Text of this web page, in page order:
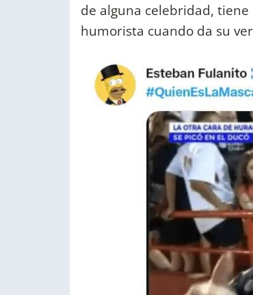
de alguna celebridad,
humorista cuando da su